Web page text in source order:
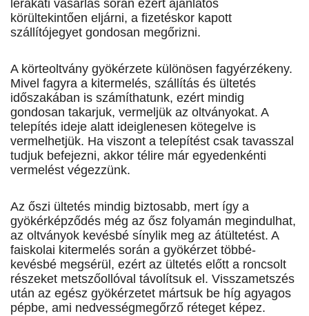
lerakati vásárlás során ezért ajánlatos
körültekintően eljárni, a fizetéskor kapott
szállítójegyet gondosan megőrizni.
A körteoltvány gyökérzete különösen fagyérzékeny.
Mivel fagyra a kitermelés, szállítás és ültetés
időszakában is számíthatunk, ezért mindig
gondosan takarjuk, vermeljük az oltványokat. A
telepítés ideje alatt ideiglenesen kötegelve is
vermelhetjük. Ha viszont a telepítést csak tavasszal
tudjuk befejezni, akkor télire már egyedenkénti
vermelést végezzünk.
Az őszi ültetés mindig biztosabb, mert így a
gyökérképződés még az ősz folyamán megindulhat,
az oltványok kevésbé sínylik meg az átültetést. A
faiskolai kitermelés során a gyökérzet többé-
kevésbé megsérül, ezért az ültetés előtt a roncsolt
részeket metszőollóval távolítsuk el. Visszametszés
után az egész gyökérzetet mártsuk be híg agyagos
pépbe, ami nedvességmegőrző réteget képez.